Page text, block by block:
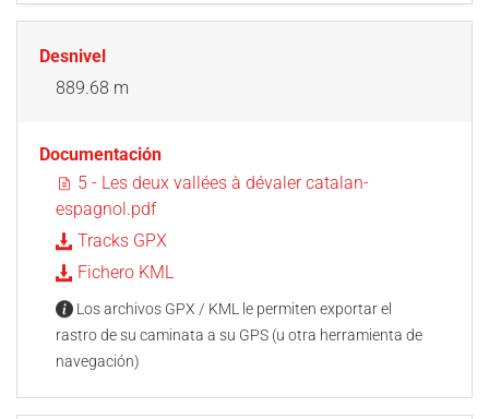
Desnivel
889.68 m
Documentación
5 - Les deux vallées à dévaler catalan-
espagnol.pdf
Tracks GPX
Fichero KML
Los archivos GPX / KML le permiten exportar el
rastro de su caminata a su GPS (u otra herramienta de
navegación)